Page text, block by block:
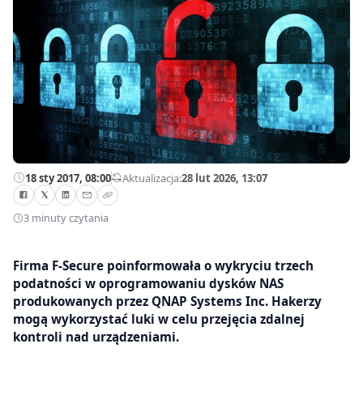
18 sty 2017, 08:00—Aktualizacja:28 lut 2026, 13:07
3 minuty czytania
Firma F-Secure poinformowała o wykryciu trzech
podatności w oprogramowaniu dysków NAS
produkowanych przez QNAP Systems Inc. Hakerzy
mogą wykorzystać luki w celu przejęcia zdalnej
kontroli nad urządzeniami.